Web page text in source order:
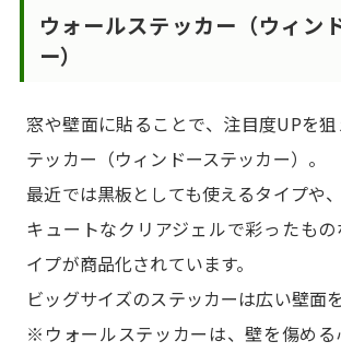
ウォールステッカー（ウィン
ー）
窓や壁面に貼ることで、注目度UPを
テッカー（ウィンドーステッカー）。
最近では黒板としても使えるタイプや、
キュートなクリアジェルで彩ったも
イプが商品化されています。
ビッグサイズのステッカーは広い壁面
※ウォールステッカーは、壁を傷め